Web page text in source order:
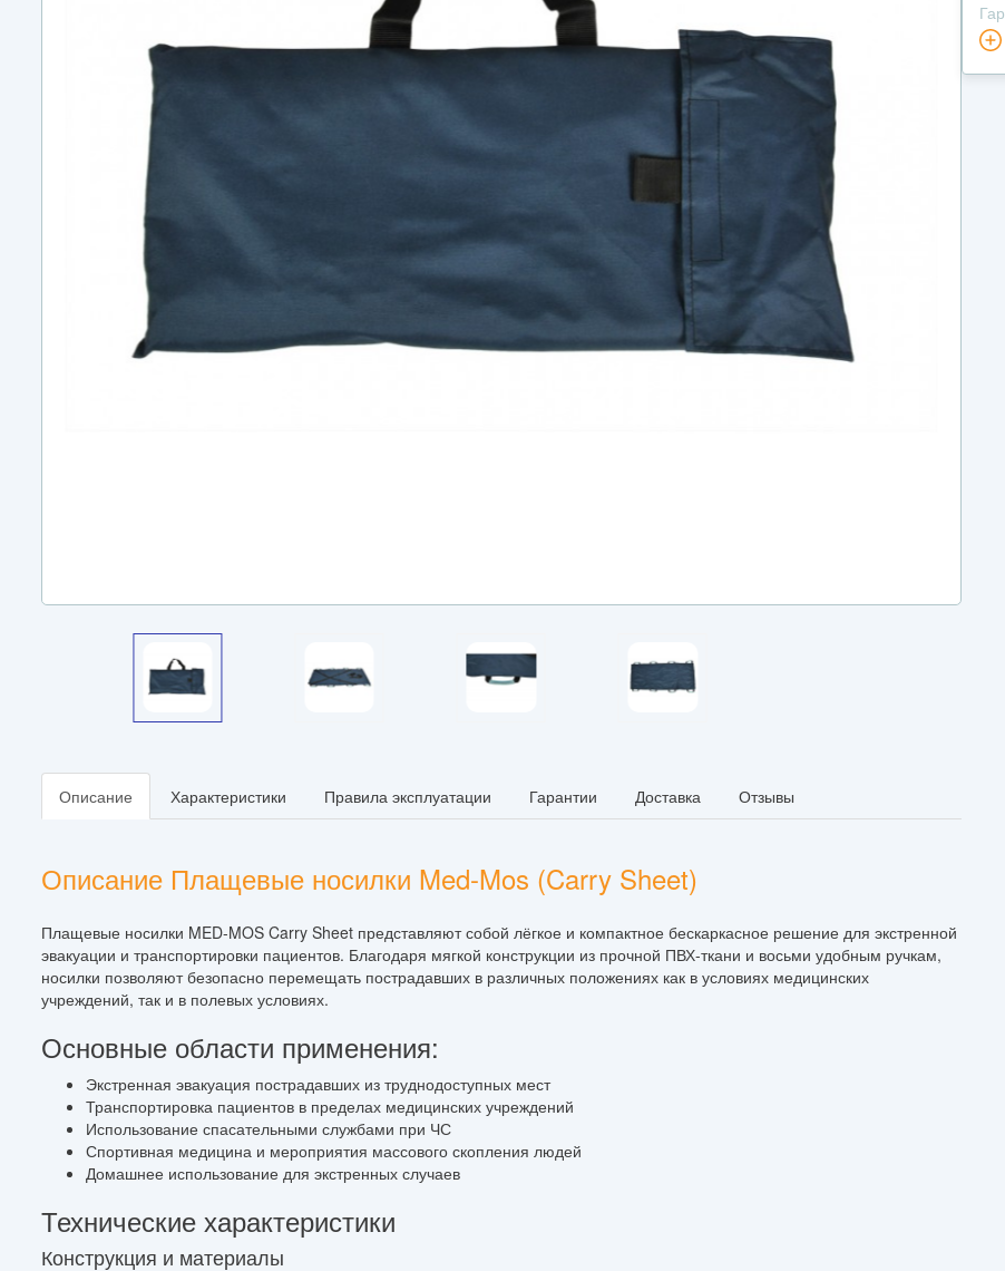
Описание Характеристики Правила эксплуатации Гарантии Доставка Отзывы
Описание Плащевые носилки Med-Mos (Carry Sheet)
Плащевые носилки MED-MOS Carry Sheet представляют собой лёгкое и компактное бескаркасное решение для экстренной
эвакуации и транспортировки пациентов. Благодаря мягкой конструкции из прочной ПВХ-ткани и восьми удобным ручкам,
носилки позволяют безопасно перемещать пострадавших в различных положениях как в условиях медицинских
учреждений, так и в полевых условиях.
Основные области применения:
Экстренная эвакуация пострадавших из труднодоступных мест
Транспортировка пациентов в пределах медицинских учреждений
Использование спасательными службами при ЧС
Спортивная медицина и мероприятия массового скопления людей
Домашнее использование для экстренных случаев
Технические характеристики
Конструкция и материалы